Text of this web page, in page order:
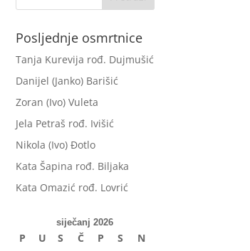
Posljednje osmrtnice
Tanja Kurevija rođ. Dujmušić
Danijel (Janko) Barišić
Zoran (Ivo) Vuleta
Jela Petraš rođ. Ivišić
Nikola (Ivo) Đotlo
Kata Šapina rođ. Biljaka
Kata Omazić rođ. Lovrić
siječanj 2026
P U S Č P S
N